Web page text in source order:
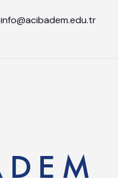
info@acibadem.edu.tr